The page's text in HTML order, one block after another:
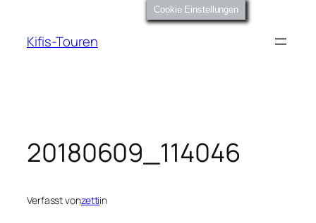
springen
Kifis-Touren
20180609_114046
Verfasst vonzettiin
Cookie Einstellungen